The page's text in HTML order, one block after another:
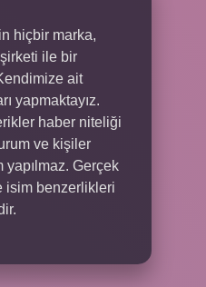
hiçbir marka,
ile bir
ait
yapmaktayız.
haber niteliği
ve kişiler
yapılmaz. Gerçek
isim benzerlikleri